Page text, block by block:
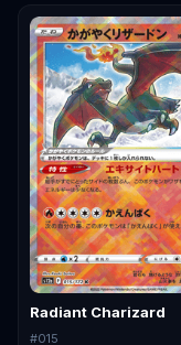
Radiant Charizard
#015